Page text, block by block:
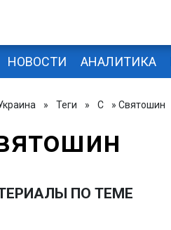
НОВОСТИ АНАЛИТИКА
» Теги » С » Святошин
ПО ТЕМЕ